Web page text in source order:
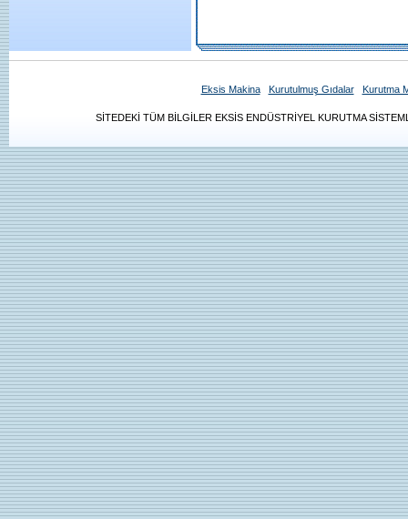
Eksis Makina Kurutulmuş Gıdalar Kurutma
SİTEDEKİ TÜM BİLGİLER EKSİS ENDÜSTRİYEL KURUTMA